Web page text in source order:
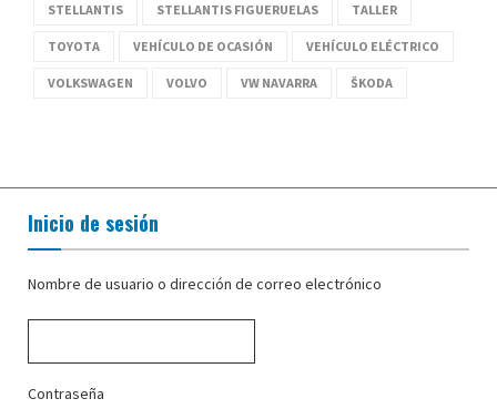
STELLANTIS STELLANTIS FIGUERUELAS TALLER
TOYOTA VEHÍCULO DE OCASIÓN VEHÍCULO ELÉCTRICO
VOLKSWAGEN VOLVO VW NAVARRA ŠKODA
Inicio de sesión
Nombre de usuario o dirección de correo electrónico
Contraseña